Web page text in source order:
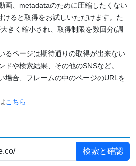
画、metadataのために圧縮したくない
ると取得をお試しいただけます。た
きく縮小され、取得制限を数回分(調
るページは期待通りの取得が出来ない
や検索結果、その他のSNSなど。
場合、フレームの中のページのURLを
こちら